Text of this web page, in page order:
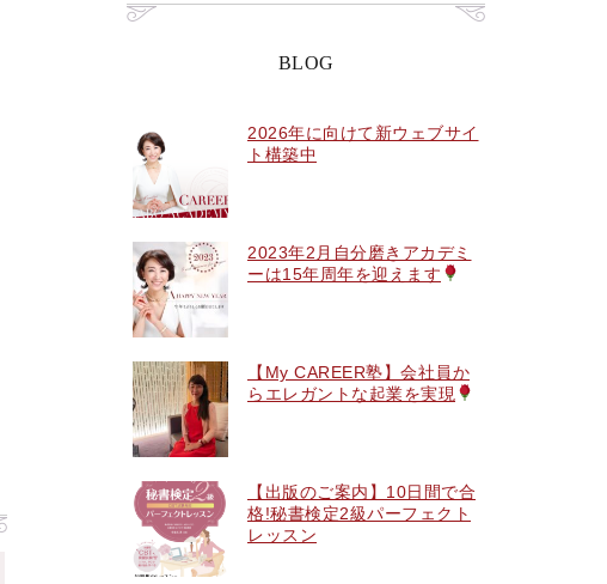
BLOG
2026年に向けて新ウェブサイ
ト構築中
2023年2月自分磨きアカデミ
ーは15年周年を迎えます
【My CAREER塾】会社員か
らエレガントな起業を実現
【出版のご案内】10日間で合
格!秘書検定2級パーフェクト
レッスン